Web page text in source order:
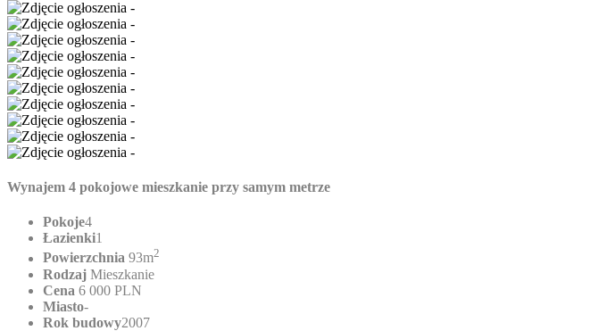
Wynajem 4 pokojowe mieszkanie przy samym metrze
Pokoje4
Łazienki1
Powierzchnia 93m2
Rodzaj Mieszkanie
Cena 6 000 PLN
Miasto-
Rok budowy2007